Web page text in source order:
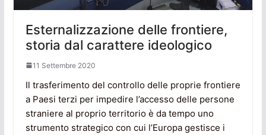
Esternalizzazione delle frontiere,
storia dal carattere ideologico
11 Settembre 2020
Il trasferimento del controllo delle proprie frontiere
a Paesi terzi per impedire l’accesso delle persone
straniere al proprio territorio è da tempo uno
strumento strategico con cui l’Europa gestisce i